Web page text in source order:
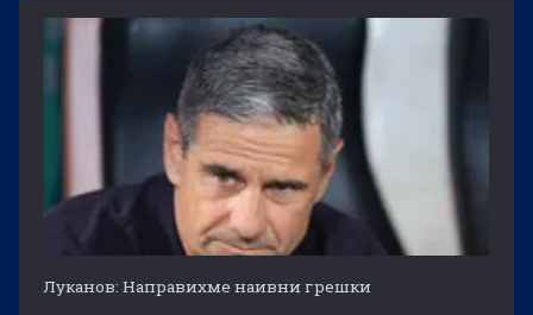
Луканов: Направихме наивни грешки